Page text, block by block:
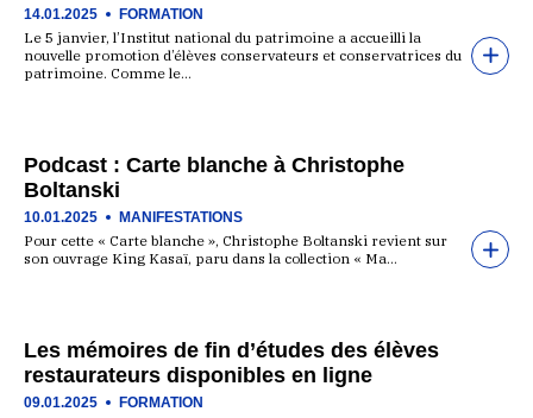
14.01.2025 FORMATION
Le 5 janvier, l’Institut national du patrimoine a accueilli la
nouvelle promotion d’élèves conservateurs et conservatrices du
patrimoine. Comme le…
Podcast : Carte blanche à Christophe
Boltanski
10.01.2025 MANIFESTATIONS
Pour cette « Carte blanche », Christophe Boltanski revient sur
son ouvrage King Kasaï, paru dans la collection « Ma…
Les mémoires de fin d’études des élèves
restaurateurs disponibles en ligne
09.01.2025 FORMATION